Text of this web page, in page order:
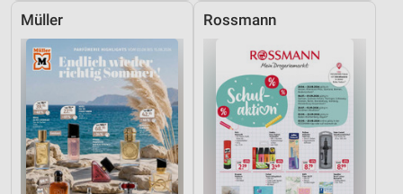
Müller Rossmann